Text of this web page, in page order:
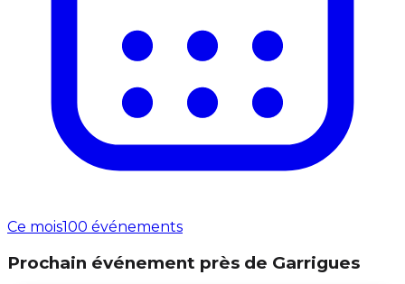
Ce mois100 événements
Prochain événement près de Garrigues